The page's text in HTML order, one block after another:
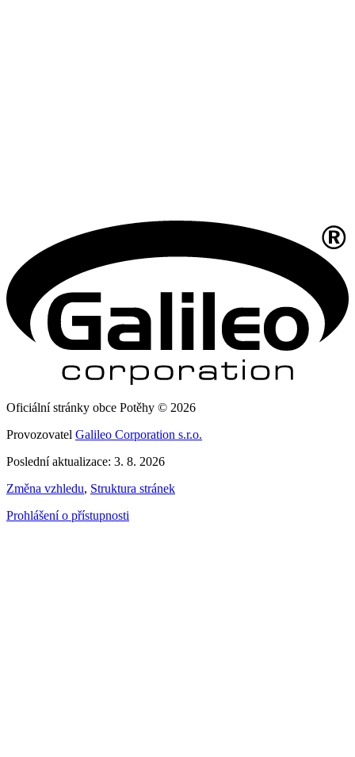
Oficiální stránky obce Potěhy © 2026
Provozovatel Galileo Corporation s.r.o.
Poslední aktualizace: 3. 8. 2026
Změna vzhledu, Struktura stránek
Prohlášení o přístupnosti